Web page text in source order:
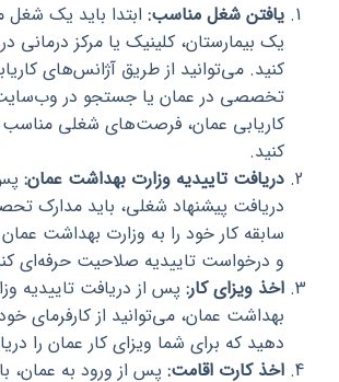
یافتن شغل مناسب: ابتدا باید یک
یک بیمارستان، کلینیک یا مرکز درمانی
کنید. می‌توانید از طریق آژانس‌های
تخصصی در عمان یا جستجو در
کاریابی عمان، فرصت‌های شغلی مناسب
کنید.
دریافت تاییدیه وزارت بهداشت عمان:
دریافت پیشنهاد شغلی، باید مدارک
سابقه کار خود را به وزارت بهداشت
و درخواست تاییدیه صلاحیت حرفه‌ای
اخذ ویزای کار: پس از دریافت تاییدیه
بهداشت عمان، می‌توانید از کارفرمای
دهید که برای شما ویزای کار عمان را
اخذ کارت اقامت: پس از ورود به عمان،